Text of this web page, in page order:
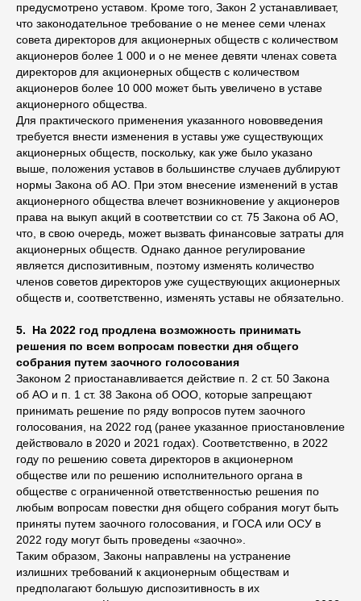
предусмотрено уставом. Кроме того, Закон 2 устанавливает,
что законодательное требование о не менее семи членах
совета директоров для акционерных обществ с количеством
акционеров более 1 000 и о не менее девяти членах совета
директоров для акционерных обществ с количеством
акционеров более 10 000 может быть увеличено в уставе
акционерного общества.
Для практического применения указанного нововведения
требуется внести изменения в уставы уже существующих
акционерных обществ, поскольку, как уже было указано
выше, положения уставов в большинстве случаев дублируют
нормы Закона об АО. При этом внесение изменений в устав
акционерного общества влечет возникновение у акционеров
права на выкуп акций в соответствии со ст. 75 Закона об АО,
что, в свою очередь, может вызвать финансовые затраты для
акционерных обществ. Однако данное регулирование
является диспозитивным, поэтому изменять количество
членов советов директоров уже существующих акционерных
обществ и, соответственно, изменять уставы не обязательно.
5. На 2022 год продлена возможность принимать
решения по всем вопросам повестки дня общего
собрания путем заочного голосования
Законом 2 приостанавливается действие п. 2 ст. 50 Закона
об АО и п. 1 ст. 38 Закона об ООО, которые запрещают
принимать решение по ряду вопросов путем заочного
голосования, на 2022 год (ранее указанное приостановление
действовало в 2020 и 2021 годах). Соответственно, в 2022
году по решению совета директоров в акционерном
обществе или по решению исполнительного органа в
обществе с ограниченной ответственностью решения по
любым вопросам повестки дня общего собрания могут быть
приняты путем заочного голосования, и ГОСА или ОСУ в
2022 году могут быть проведены «заочно».
Таким образом, Законы направлены на устранение
излишних требований к акционерным обществам и
предполагают большую диспозитивность в их